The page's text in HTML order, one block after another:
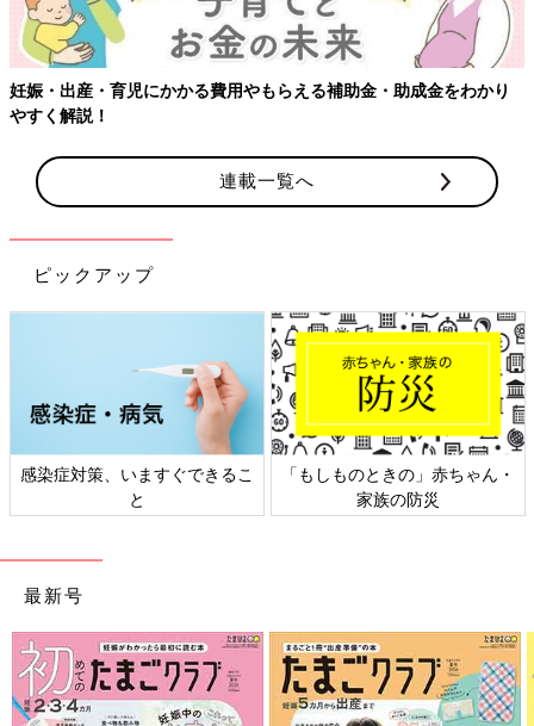
妊娠・出産・育児にかかる費用やもらえる補助金・助成金をわかり
やすく解説！
連載一覧へ
ピックアップ
感染症対策、いますぐできるこ
と
「もしものときの」赤ちゃん・
家族の防災
最新号